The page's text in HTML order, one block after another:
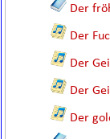
Der
Der
Der
Der
Der